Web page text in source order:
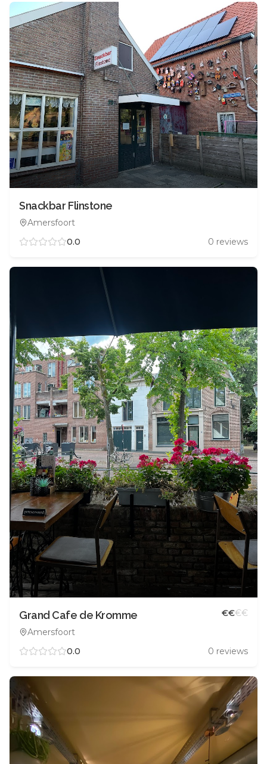
Snackbar Flinstone
Amersfoort
0.0
0 reviews
Grand Cafe de Kromme
Amersfoort
€€€€
0.0 0 reviews